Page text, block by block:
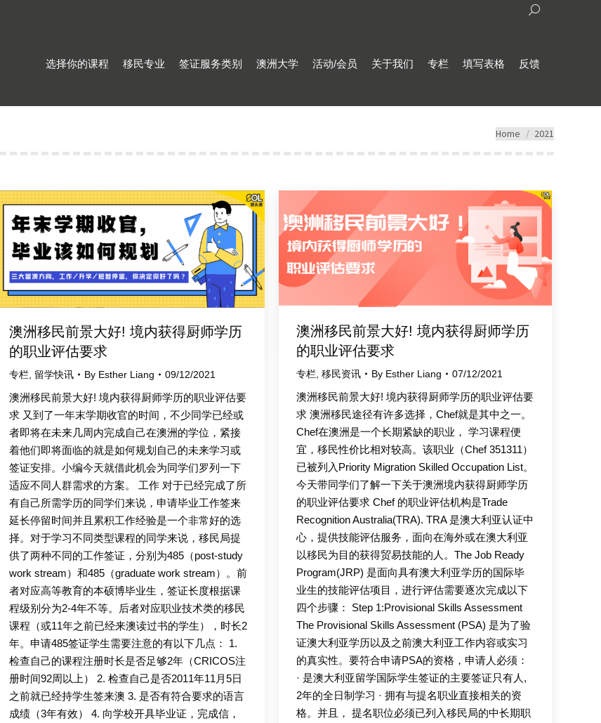
Search:
选择你的课程 移民专业 签证服务类别 澳洲大学 活动/会员 关于我们 专栏 填写表格 反馈
You are here:
Home 2021
澳洲移民前景大好! 境内获得厨师学历
的职业评估要求
专栏 留学快讯 By Esther Liang 09/12/2021
澳洲移民前景大好! 境内获得厨师学历的职业评估要
求 又到了一年末学期收官的时间，不少同学已经或
者即将在未来几周内完成自己在澳洲的学位，紧接
着他们即将面临的就是如何规划自己的未来学习或
签证安排。小编今天就借此机会为同学们罗列一下
适应不同人群需求的方案。 工作 对于已经完成了所
有自己所需学历的同学们来说，申请毕业工作签来
延长停留时间并且累积工作经验是一个非常好的选
择。对于学习不同类型课程的同学来说，移民局提
供了两种不同的工作签证，分别为485（post-study
work stream）和485（graduate work stream）。前
者对应高等教育的本硕博毕业生，签证长度根据课
程级别分为2-4年不等。后者对应职业技术类的移民
课程（或11年之前已经来澳读过书的学生），时长2
年。申请485签证学生需要注意的有以下几点： 1.
检查自己的课程注册时长是否足够2年（CRICOS注
册时间92周以上） 2. 检查自己是否2011年11月5日
之前就已经持学生签来澳 3. 是否有符合要求的语言
成绩（3年有效） 4. 向学校开具毕业证，完成信，
澳洲移民前景大好! 境内获得厨师学历
的职业评估要求
专栏 移民资讯 By Esther Liang 07/12/2021
澳洲移民前景大好! 境内获得厨师学历的职业评估要
求 澳洲移民途径有许多选择，Chef就是其中之一。
Chef在澳洲是一个长期紧缺的职业， 学习课程便
宜，移民性价比相对较高。该职业（Chef 351311）
已被列入Priority Migration Skilled Occupation List。
今天带同学们了解一下关于澳洲境内获得厨师学历
的职业评估要求 Chef 的职业评估机构是Trade
Recognition Australia(TRA). TRA 是澳大利亚认证中
心，提供技能评估服务，面向在海外或在澳大利亚
以移民为目的获得贸易技能的人。The Job Ready
Program(JRP) 是面向具有澳大利亚学历的国际毕
业生的技能评估项目，进行评估需要逐次完成以下
四个步骤： Step 1:Provisional Skills Assessment
The Provisional Skills Assessment (PSA) 是为了验
证澳大利亚学历以及之前澳大利亚工作内容或实习
的真实性。要符合申请PSA的资格，申请人必须：
· 是澳大利亚留学国际学生签证的主要签证只有人,
2年的全日制学习 · 拥有与提名职业直接相关的资
格。并且， 提名职位必须已列入移民局的中长期职